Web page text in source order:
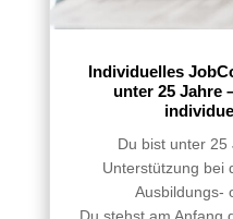
Individuelles
unter 25 Jahre
Du bist unter
Unterstützung bei
Ausbildungs-